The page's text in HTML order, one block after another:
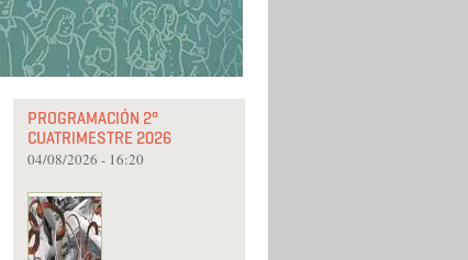
PROGRAMACIÓN 2°
CUATRIMESTRE 2026
04/08/2026 - 16:20